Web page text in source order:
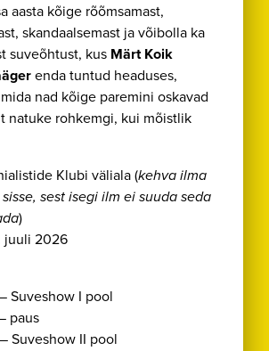
aasta kõige rõõmsamast,
skandaalsemast ja võibolla ka
suveõhtust, kus Märt Koik
enda tuntud headuses,
nad kõige paremini oskavad
natuke rohkemgi, kui mõistlik
Klubi väliala (kehva ilma
sest isegi ilm ei suuda seda
)
juuli 2026
Suveshow I pool
paus
Suveshow II pool